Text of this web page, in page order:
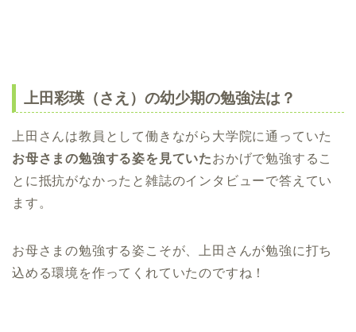
上田彩瑛（さえ）の幼少期の勉強法は？
上田さんは教員として働きながら大学院に通っていた
お母さまの勉強する姿を見ていたおかげで勉強するこ
とに抵抗がなかったと雑誌のインタビューで答えてい
ます。
お母さまの勉強する姿こそが、上田さんが勉強に打ち
込める環境を作ってくれていたのですね！